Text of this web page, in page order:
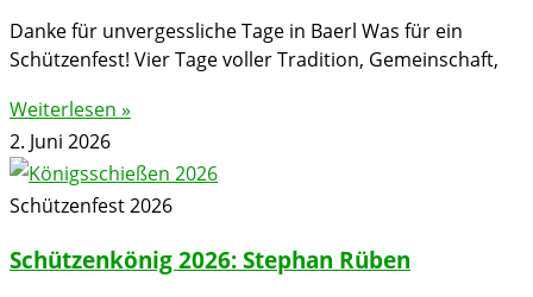
Danke für unvergessliche Tage in Baerl Was für ein
Schützenfest! Vier Tage voller Tradition, Gemeinschaft,
Weiterlesen »
2. Juni 2026
Schützenfest 2026
Schützenkönig 2026: Stephan Rüben